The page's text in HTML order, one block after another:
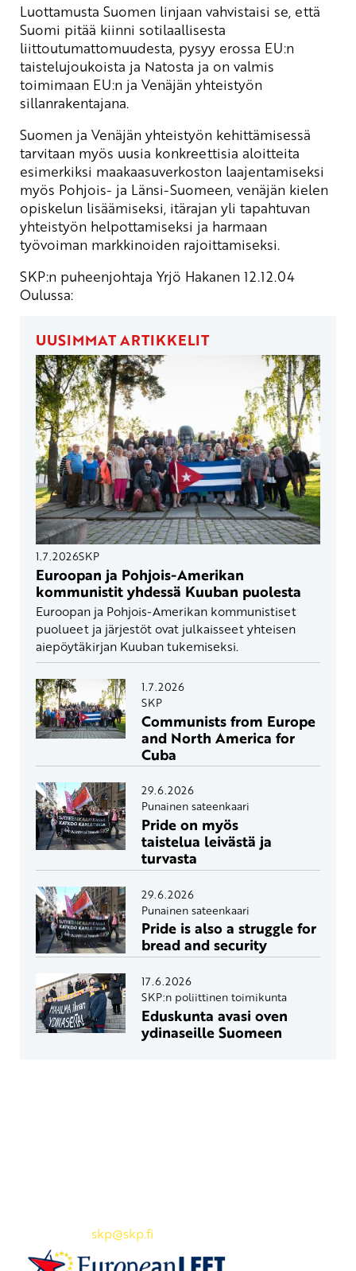
Luottamusta Suomen linjaan vahvistaisi se, että
Suomi pitää kiinni sotilaallisesta
liittoutumattomuudesta, pysyy erossa EU:n
taistelujoukoista ja Natosta ja on valmis
toimimaan EU:n ja Venäjän yhteistyön
sillanrakentajana.
Suomen ja Venäjän yhteistyön kehittämisessä
tarvitaan myös uusia konkreettisia aloitteita
esimerkiksi maakaasuverkoston laajentamiseksi
myös Pohjois- ja Länsi-Suomeen, venäjän kielen
opiskelun lisäämiseksi, itärajan yli tapahtuvan
yhteistyön helpottamiseksi ja harmaan
työvoiman markkinoiden rajoittamiseksi.
SKP:n puheenjohtaja Yrjö Hakanen 12.12.04
Oulussa:
UUSIMMAT ARTIKKELIT
1.7.2026SKP
Euroopan ja Pohjois-Amerikan
kommunistit yhdessä Kuuban puolesta
Euroopan ja Pohjois-Amerikan kommunistiset
puolueet ja järjestöt ovat julkaisseet yhteisen
aiepöytäkirjan Kuuban tukemiseksi.
1.7.2026
SKP
Communists from Europe
and North America for
Cuba
29.6.2026
Punainen sateenkaari
Pride on myös
taistelua leivästä ja
turvasta
29.6.2026
Punainen sateenkaari
Pride is also a struggle for
bread and security
17.6.2026
SKP:n poliittinen toimikunta
Eduskunta avasi oven
ydinaseille Suomeen
skp@skp.fi